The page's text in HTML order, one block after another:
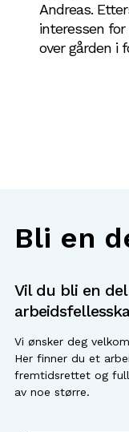
Andreas.
interessen for
over gården i
Bli en
Vil du bli en
Vi ønsker deg
Her finner du et
fremtidsrettet og
av noe større.